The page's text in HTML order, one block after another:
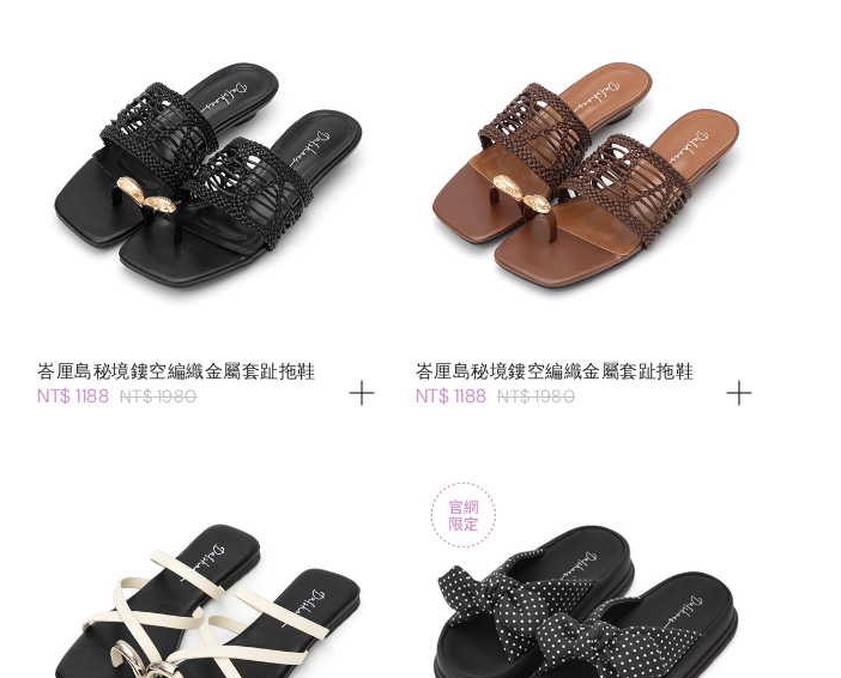
峇厘島秘境鏤空編織金屬套趾拖鞋
NT$ 1188 NT$ 1980
峇厘島秘境鏤空編織金屬套趾拖鞋
NT$ 1188 NT$ 1980